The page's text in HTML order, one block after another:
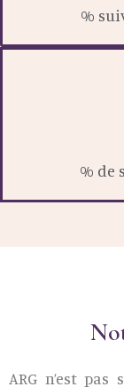
%
% de
ARG n’est